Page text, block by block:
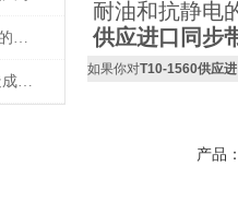
3M,5M,7M,11M同步带与同步轮的全面解说
圆弧齿同步带损坏是什么因素造成的？
耐油和抗静电
供应进口同步
如果你对T10-1560供应
产品